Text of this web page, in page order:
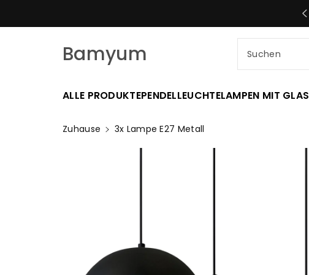
Bamyum Suchen
ALLE PRODUKTEPENDELLEUCHTELAMPEN MIT GLAS
Zuhause
3x Lampe E27 Metall